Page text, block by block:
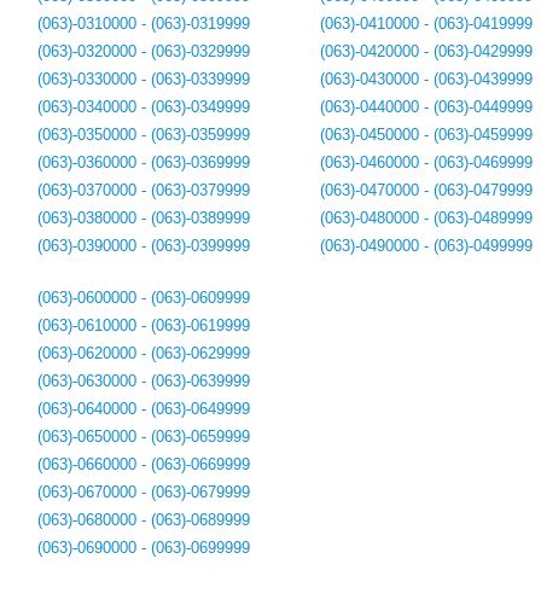
(063)-0310000 - (063)-0319999
(063)-0320000 - (063)-0329999
(063)-0330000 - (063)-0339999
(063)-0340000 - (063)-0349999
(063)-0350000 - (063)-0359999
(063)-0360000 - (063)-0369999
(063)-0370000 - (063)-0379999
(063)-0380000 - (063)-0389999
(063)-0390000 - (063)-0399999
(063)-0410000 - (063)-0419999
(063)-0420000 - (063)-0429999
(063)-0430000 - (063)-0439999
(063)-0440000 - (063)-0449999
(063)-0450000 - (063)-0459999
(063)-0460000 - (063)-0469999
(063)-0470000 - (063)-0479999
(063)-0480000 - (063)-0489999
(063)-0490000 - (063)-0499999
(063)-0600000 - (063)-0609999
(063)-0610000 - (063)-0619999
(063)-0620000 - (063)-0629999
(063)-0630000 - (063)-0639999
(063)-0640000 - (063)-0649999
(063)-0650000 - (063)-0659999
(063)-0660000 - (063)-0669999
(063)-0670000 - (063)-0679999
(063)-0680000 - (063)-0689999
(063)-0690000 - (063)-0699999